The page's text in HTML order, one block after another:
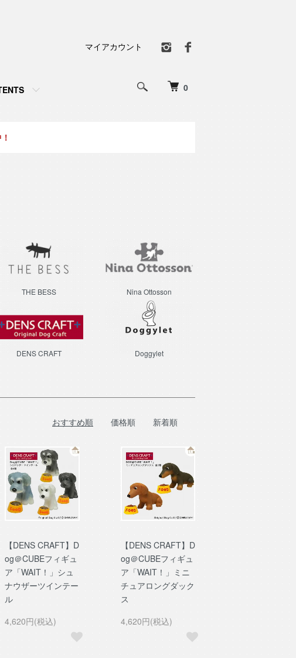
0
マイアカウント
THE BESS Nina Ottosson
DENS CRAFT Doggylet
おすすめ順 価格順 新着順
【DENS CRAFT】D
og＠CUBEフィギュ
ア「WAIT！」シュ
ナウザーツインテー
ル
4,620円(税込)
【DENS CRAFT】D
og＠CUBEフィギュ
ア「WAIT！」ミニ
チュアロングダック
ス
4,620円(税込)